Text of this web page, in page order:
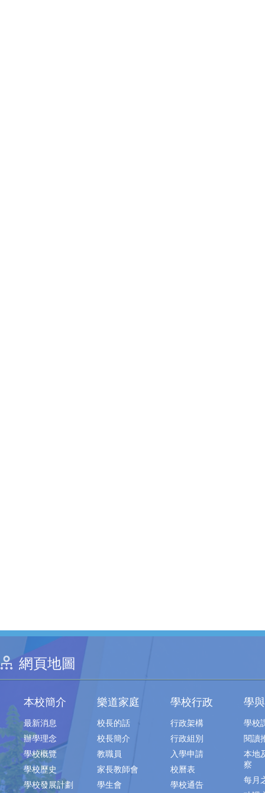
網頁地圖
本校簡介
最新消息
辦學理念
學校概覽
學校歷史
學校發展計劃
樂道家庭
校長的話
校長簡介
教職員
家長教師會
學生會
學校行政
行政架構
行政組別
入學申請
校曆表
學校通告
學
學校
閱讀
本地
察
每月